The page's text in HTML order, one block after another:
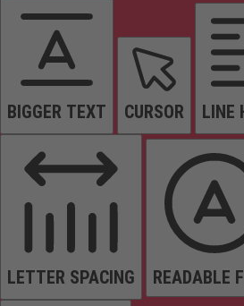
BIGGER TEXT CURSOR LINE
LETTER SPACING READABLE